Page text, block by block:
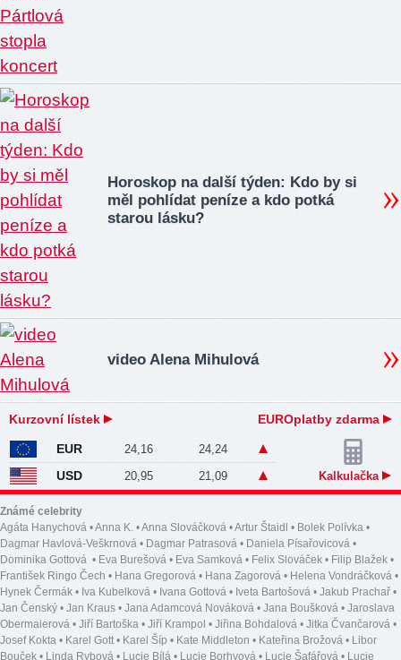
Horoskop na další týden: Kdo by si
měl pohlídat peníze a kdo potká
starou lásku?
video Alena Mihulová
Kurzovní lístek EUROplatby zdarma
EUR 24,16 24,24
USD 20,95 21,09 Kalkulačka
Známé celebrity
Agáta Hanychová •Anna K. •Anna Slováčková •Artur Štaidl • Bolek Polívka •
Dagmar Havlová-Veškrnová • Dagmar Patrasová • Daniela Písařovicová •
Dominika Gottová • Eva Burešová • Eva Samková • Felix Slováček • Filip Blažek •
František Ringo Čech • Hana Gregorová • Hana Zagorová • Helena Vondráčková •
Hynek Čermák • Iva Kubelková • Ivana Gottová • Iveta Bartošová • Jakub Prachař •
Jan Čenský • Jan Kraus • Jana Adamcová Nováková • Jana Boušková • Jaroslava
Obermaierová • Jiří Bartoška • Jiří Krampol • Jiřina Bohdalová • Jitka Čvančarová •
Josef Kokta • Karel Gott • Karel Šíp • Kate Middleton • Kateřina Brožová • Libor
Bouček • Linda Rybová • Lucie Bílá • Lucie Borhyová • Lucie Šafářová • Lucie